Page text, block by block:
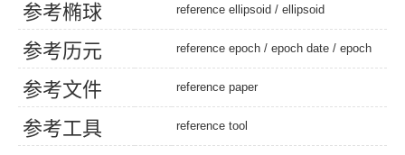
参考椭球 reference ellipsoid / ellipsoid
参考历元 reference epoch / epoch date / epoch
参考文件 reference paper
参考工具 reference tool